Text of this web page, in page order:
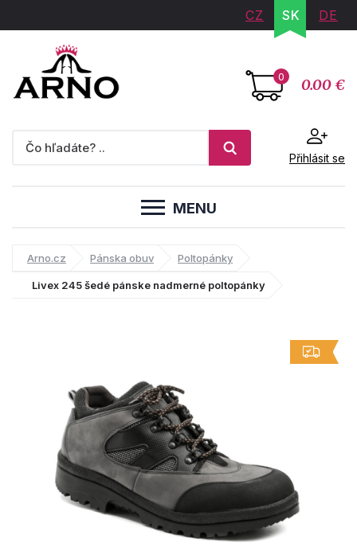
CZ SK DE
0 0.00 €
Přihlásit se
MENU
Arno.cz Pánska obuv Poltopánky
Livex 245 šedé pánske nadmerné poltopánky